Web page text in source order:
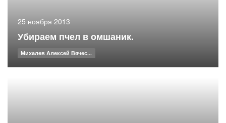
25 ноября 2013
Убираем пчел в омшаник.
Михалев Алексей Вячес...